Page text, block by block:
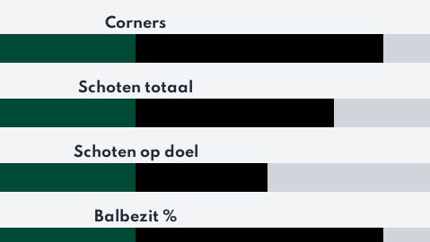
Corners
Schoten totaal
Schoten op doel
Balbezit %